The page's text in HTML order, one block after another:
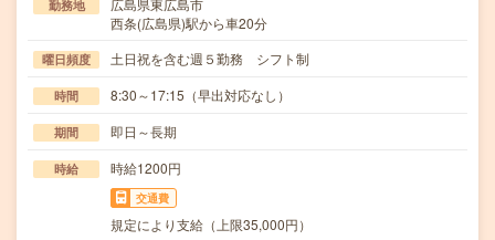
勤務地
広島県東広島市
西条(広島県)駅から車20分
曜日頻度 土日祝を含む週５勤務 シフト制
時間 8:30～17:15（早出対応なし）
期間 即日～長期
時給 時給1200円
交通費
規定により支給（上限35,000円）